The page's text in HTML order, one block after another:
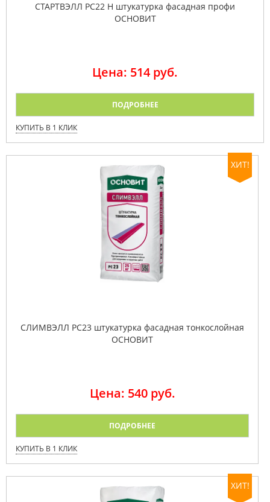
СТАРТВЭЛЛ PC22 H штукатурка фасадная профи
ОСНОВИТ
Цена: 514 руб.
ПОДРОБНЕЕ
КУПИТЬ В 1 КЛИК
ХИТ!
СЛИМВЭЛЛ PC23 штукатурка фасадная тонкослойная
ОСНОВИТ
Цена: 540 руб.
ПОДРОБНЕЕ
КУПИТЬ В 1 КЛИК
ХИТ!